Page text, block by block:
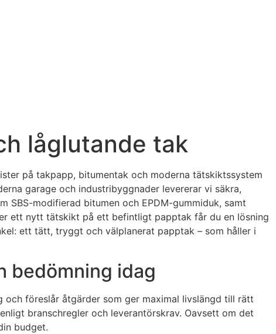
låglutande tak
på takpapp, bitumentak och moderna tätskiktssystem
garage och industribyggnader levererar vi säkra,
SBS-modifierad bitumen och EPDM-gummiduk, samt
ett nytt tätskikt på ett befintligt papptak får du en lösning
ett tätt, tryggt och välplanerat papptak – som håller i
bedömning idag
föreslår åtgärder som ger maximal livslängd till rätt
branschregler och leverantörskrav. Oavsett om det
budget.